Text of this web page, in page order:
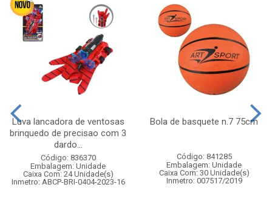
Luva lancadora de ventosas
brinquedo de precisao com 3
dardo...
Código: 836370
Embalagem: Unidade
Caixa Com: 24 Unidade(s)
Inmetro: ABCP-BRI-0404-2023-16
Bola de basquete n.7 75cm
Código: 841285
Embalagem: Unidade
Caixa Com: 30 Unidade(s)
Inmetro: 007517/2019